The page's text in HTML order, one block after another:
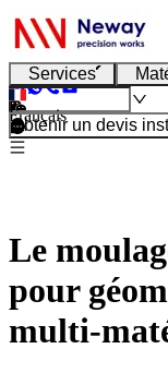
Services
Français
Obtenir un devis
Le
pour
multi-